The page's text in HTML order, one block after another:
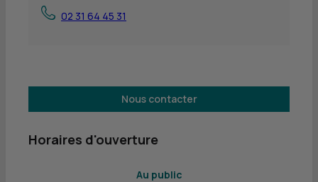
02 31 64 45 31
Nous contacter
Horaires d'ouverture
Au public